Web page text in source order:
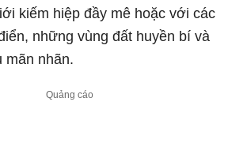
kiếm hiệp đầy mê hoặc với các
những vùng đất huyền bí và
mãn nhãn.